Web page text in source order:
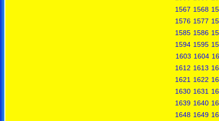
1567 1568
1576 1577
1585 1586
1594 1595
1603 1604
1612 1613
1621 1622
1630 1631
1639 1640
1648 1649